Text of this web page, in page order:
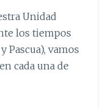
Unidad
los tiempos
Pascua), vamos
cada una de